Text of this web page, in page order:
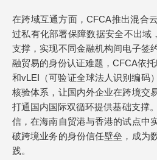
在跨域互通方面，CFCA推出混合
过私有化部署保障数据安全不出域
支撑，实现不同金融机构间电子签
融贸易的身份认证难题，CFCA依托
和vLEI（可验证全球法人识别编码
核验体系，让国内外企业在跨境交
打通国内国际双循环提供基础支撑
信，在海南自贸港与香港的试点中
破跨境业务的身份信任壁垒，成为
践。